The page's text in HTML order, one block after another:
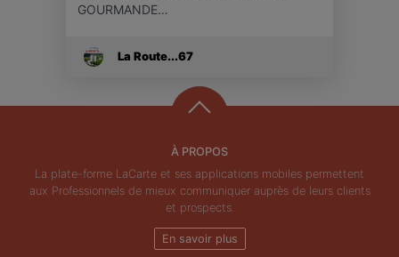
GOURMANDE…
La Route...67
À PROPOS
La plate-forme LaCarte et ses applications mobiles permettent
aux Professionnels de mieux communiquer auprès de leurs clients
et prospects.
En savoir plus